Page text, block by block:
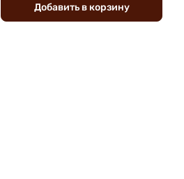
Добавить вкорзину